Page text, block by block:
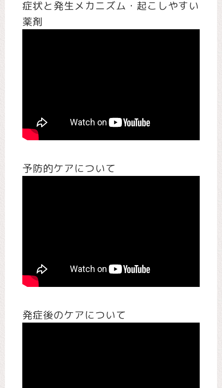
症状と発生メカニズム・起こしやすい
薬剤
予防的ケアについて
発症後のケアについて